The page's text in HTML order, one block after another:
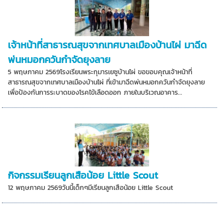
เจ้าหน้าที่สาธารณสุขจากเทศบาลเมืองบ้านไผ่ มาฉีด
พ่นหมอกควันกำจัดยุงลาย
5 พฤษภาคม 2569โรงเรียนพระกุมารเยซูบ้านไผ่ ขอขอบคุณเจ้าหน้าที่
สาธารณสุขจากเทศบาลเมืองบ้านไผ่ ที่เข้ามาฉีดพ่นหมอกควันกำจัดยุงลาย
เพื่อป้องกันการระบาดของโรคไข้เลือดออก ภายในบริเวณอาคาร...
กิจกรรมเรียนลูกเสือน้อย Little Scout
12 พฤษภาคม 2569วันนี้เด็กๆมีเรียนลูกเสือน้อย Little Scout